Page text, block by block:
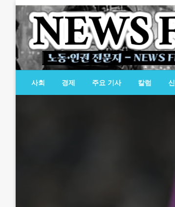
content
뉴스필드
노동·인권 전문지
사회 경제 주요 기사 칼럼